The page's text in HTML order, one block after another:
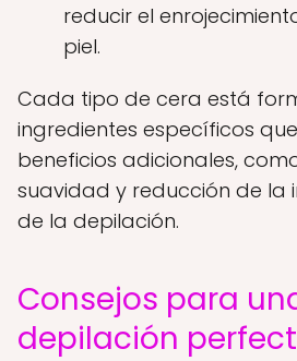
reducir el
piel.
Cada tipo de cera está
ingredientes específicos
beneficios adicionales,
suavidad y reducción de la
de la depilación.
Consejos para
depilación